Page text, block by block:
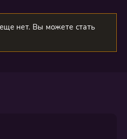
нет. Вы можете стать